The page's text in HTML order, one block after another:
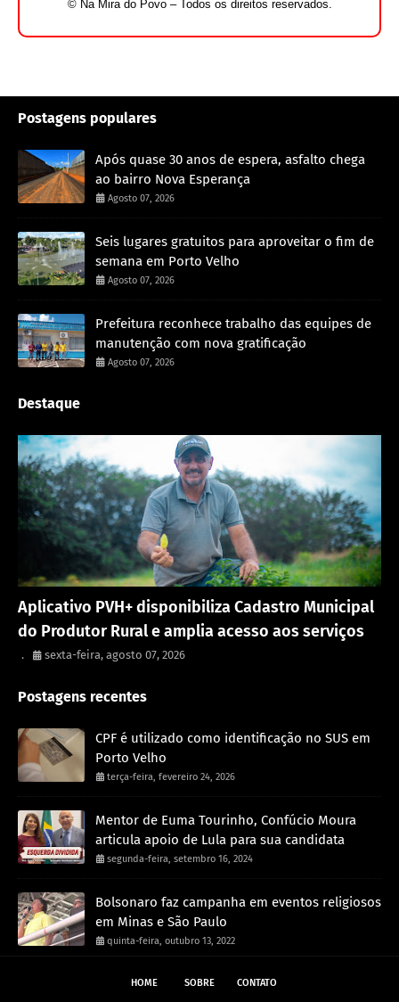
© Na Mira do Povo – Todos os direitos reservados.
Postagens populares
Após quase 30 anos de espera, asfalto chega
ao bairro Nova Esperança
Agosto 07, 2026
Seis lugares gratuitos para aproveitar o fim de
semana em Porto Velho
Agosto 07, 2026
Prefeitura reconhece trabalho das equipes de
manutenção com nova gratificação
Agosto 07, 2026
Destaque
Aplicativo PVH+ disponibiliza Cadastro Municipal
do Produtor Rural e amplia acesso aos serviços
. sexta-feira, agosto 07, 2026
Postagens recentes
CPF é utilizado como identificação no SUS em
Porto Velho
terça-feira, fevereiro 24, 2026
Mentor de Euma Tourinho, Confúcio Moura
articula apoio de Lula para sua candidata
segunda-feira, setembro 16, 2024
Bolsonaro faz campanha em eventos religiosos
em Minas e São Paulo
quinta-feira, outubro 13, 2022
HOME SOBRE CONTATO